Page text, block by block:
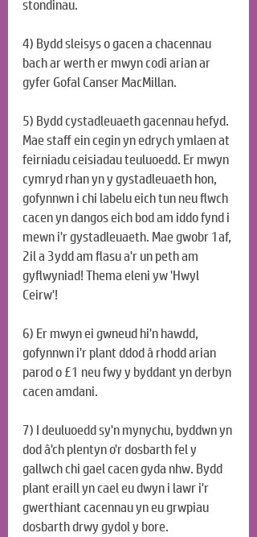
stondinau.
4) Bydd sleisys o gacen a chacennau
bach ar werth er mwyn codi arian ar
gyfer Gofal Canser MacMillan.
5) Bydd cystadleuaeth gacennau hefyd.
Mae staff ein cegin yn edrych ymlaen at
feirniadu ceisiadau teuluoedd. Er mwyn
cymryd rhan yn y gystadleuaeth hon,
gofynnwn i chi labelu eich tun neu flwch
cacen yn dangos eich bod am iddo fynd i
mewn i'r gystadleuaeth. Mae gwobr 1af,
2il a 3ydd am flasu a'r un peth am
gyflwyniad! Thema eleni yw 'Hwyl
Ceirw'!
6) Er mwyn ei gwneud hi'n hawdd,
gofynnwn i'r plant ddod â rhodd arian
parod o £1 neu fwy y byddant yn derbyn
cacen amdani.
7) I deuluoedd sy'n mynychu, byddwn yn
dod â'ch plentyn o'r dosbarth fel y
gallwch chi gael cacen gyda nhw. Bydd
plant eraill yn cael eu dwyn i lawr i'r
gwerthiant cacennau yn eu grwpiau
dosbarth drwy gydol y bore.